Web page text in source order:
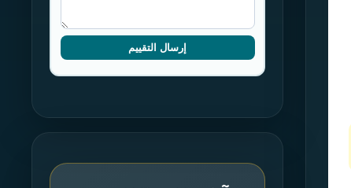
إرسال التقييم